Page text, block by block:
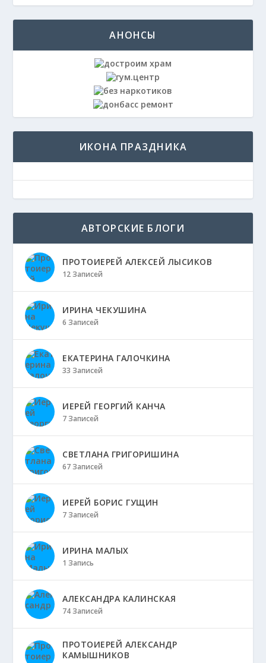
АНОНСЫ
ИКОНА ПРАЗДНИКА
АВТОРСКИЕ БЛОГИ
ПРОТОИЕРЕЙ АЛЕКСЕЙ ЛЫСИКОВ
12 Записей
ИРИНА ЧЕКУШИНА
6 Записей
ЕКАТЕРИНА ГАЛОЧКИНА
33 Записей
ИЕРЕЙ ГЕОРГИЙ КАНЧА
7 Записей
СВЕТЛАНА ГРИГОРИШИНА
67 Записей
ИЕРЕЙ БОРИС ГУЩИН
7 Записей
ИРИНА МАЛЫХ
1 Запись
АЛЕКСАНДРА КАЛИНСКАЯ
74 Записей
ПРОТОИЕРЕЙ АЛЕКСАНДР
КАМЫШНИКОВ